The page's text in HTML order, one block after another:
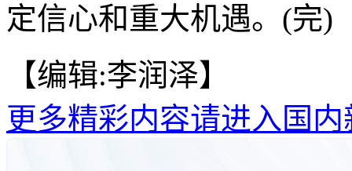
定信心和重大机遇。(完)
【编辑:李润泽】
更多精彩内容请进入国内